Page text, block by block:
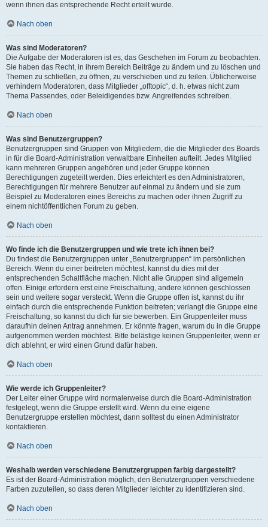
wenn ihnen das entsprechende Recht erteilt wurde.
Nach oben
Was sind Moderatoren?
Die Aufgabe der Moderatoren ist es, das Geschehen im Forum zu beobachten.
Sie haben das Recht, in ihrem Bereich Beiträge zu ändern und zu löschen und
Themen zu schließen, zu öffnen, zu verschieben und zu teilen. Üblicherweise
verhindern Moderatoren, dass Mitglieder „offtopic“, d. h. etwas nicht zum
Thema Passendes, oder Beleidigendes bzw. Angreifendes schreiben.
Nach oben
Was sind Benutzergruppen?
Benutzergruppen sind Gruppen von Mitgliedern, die die Mitglieder des Boards
in für die Board-Administration verwaltbare Einheiten aufteilt. Jedes Mitglied
kann mehreren Gruppen angehören und jeder Gruppe können
Berechtigungen zugeteilt werden. Dies erleichtert es den Administratoren,
Berechtigungen für mehrere Benutzer auf einmal zu ändern und sie zum
Beispiel zu Moderatoren eines Bereichs zu machen oder ihnen Zugriff zu
einem nichtöffentlichen Forum zu geben.
Nach oben
Wo finde ich die Benutzergruppen und wie trete ich ihnen bei?
Du findest die Benutzergruppen unter „Benutzergruppen“ im persönlichen
Bereich. Wenn du einer beitreten möchtest, kannst du dies mit der
entsprechenden Schaltfläche machen. Nicht alle Gruppen sind allgemein
offen. Einige erfordern erst eine Freischaltung, andere können geschlossen
sein und weitere sogar versteckt. Wenn die Gruppe offen ist, kannst du ihr
einfach durch die entsprechende Funktion beitreten; verlangt die Gruppe eine
Freischaltung, so kannst du dich für sie bewerben. Ein Gruppenleiter muss
daraufhin deinen Antrag annehmen. Er könnte fragen, warum du in die Gruppe
aufgenommen werden möchtest. Bitte belästige keinen Gruppenleiter, wenn er
dich ablehnt, er wird einen Grund dafür haben.
Nach oben
Wie werde ich Gruppenleiter?
Der Leiter einer Gruppe wird normalerweise durch die Board-Administration
festgelegt, wenn die Gruppe erstellt wird. Wenn du eine eigene
Benutzergruppe erstellen möchtest, dann solltest du einen Administrator
kontaktieren.
Nach oben
Weshalb werden verschiedene Benutzergruppen farbig dargestellt?
Es ist der Board-Administration möglich, den Benutzergruppen verschiedene
Farben zuzuteilen, so dass deren Mitglieder leichter zu identifizieren sind.
Nach oben